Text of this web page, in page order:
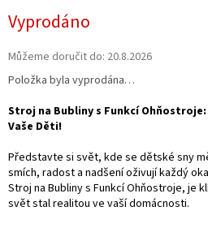
cena:
Vyprodáno
Můžeme doručit do: 20.8.2026
Položka byla vyprodána…
Stroj na Bubliny s Funkcí
Vaše Děti!
Představte si svět, kde se dětské sny
smích, radost a nadšení oživují každý
Stroj na Bubliny s Funkcí Ohňostroje, je
svět stal realitou ve vaší domácnosti.